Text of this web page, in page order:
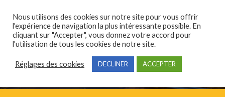
Nous utilisons des cookies sur notre site pour vous offrir
l'expérience de navigation la plus intéressante possible. En
cliquant sur "Accepter", vous donnez votre accord pour
l'utilisation de tous les cookies de notre site.
Réglages des cookies DECLINER ACCEPTER